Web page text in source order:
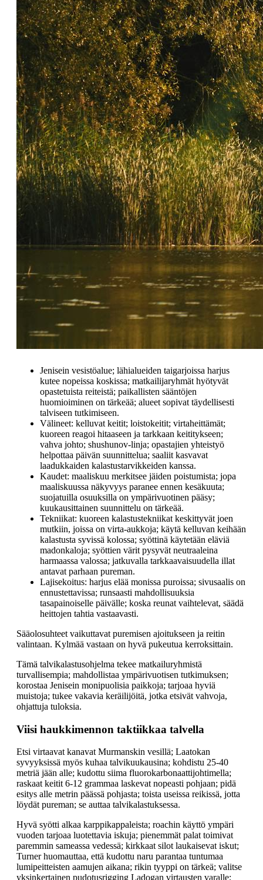
Jenisein vesistöalue; lähialueiden taigarjoissa harjus
kutee nopeissa koskissa; matkailijaryhmät hyötyvät
opastetuista reiteistä; paikallisten sääntöjen
huomioiminen on tärkeää; alueet sopivat täydellisesti
talviseen tutkimiseen.
Välineet: kelluvat keitit; loistokeitit; virtaheittämät;
kuoreen reagoi hitaaseen ja tarkkaan keititykseen;
vahva johto; shushunov-linja; opastajien yhteistyö
helpottaa päivän suunnittelua; saaliit kasvavat
laadukkaiden kalastustarvikkeiden kanssa.
Kaudet: maaliskuu merkitsee jäiden poistumista; jopa
maaliskuussa näkyvyys paranee ennen kesäkuuta;
suojatuilla osuuksilla on ympärivuotinen pääsy;
kuukausittainen suunnittelu on tärkeää.
Tekniikat: kuoreen kalastustekniikat keskittyvät joen
mutkiin, joissa on virta-aukkoja; käytä kelluvan keihään
kalastusta syvissä kolossa; syöttinä käytetään eläviä
madonkaloja; syöttien värit pysyvät neutraaleina
harmaassa valossa; jatkuvalla tarkkaavaisuudella illat
antavat parhaan pureman.
Lajisekoitus: harjus elää monissa puroissa; sivusaalis on
ennustettavissa; runsaasti mahdollisuuksia
tasapainoiselle päivälle; koska reunat vaihtelevat, säädä
heittojen tahtia vastaavasti.
Sääolosuhteet vaikuttavat puremisen ajoitukseen ja reitin
valintaan. Kylmää vastaan on hyvä pukeutua kerroksittain.
Tämä talvikalastusohjelma tekee matkailuryhmistä
turvallisempia; mahdollistaa ympärivuotisen tutkimuksen;
korostaa Jenisein monipuolisia paikkoja; tarjoaa hyviä
muistoja; tukee vakavia keräilijöitä, jotka etsivät vahvoja,
ohjattuja tuloksia.
Viisi haukkimennon taktiikkaa talvella
Etsi virtaavat kanavat Murmanskin vesillä; Laatokan
syvyyksissä myös kuhaa talvikuukausina; kohdistu 25-40
metriä jään alle; kudottu siima fluorokarbonaattijohtimella;
raskaat keitit 6-12 grammaa laskevat nopeasti pohjaan; pidä
esitys alle metrin päässä pohjasta; toista useissa reikissä, jotta
löydät pureman; se auttaa talvikalastuksessa.
Hyvä syötti alkaa karppikappaleista; roachin käyttö ympäri
vuoden tarjoaa luotettavia iskuja; pienemmät palat toimivat
paremmin sameassa vedessä; kirkkaat silot laukaisevat iskut;
Turner huomauttaa, että kudottu naru parantaa tuntumaa
lumipeitteisten aamujen aikana; rikin tyyppi on tärkeä; valitse
yksinkertainen pudotusrigging Ladogan virtausten varalle;